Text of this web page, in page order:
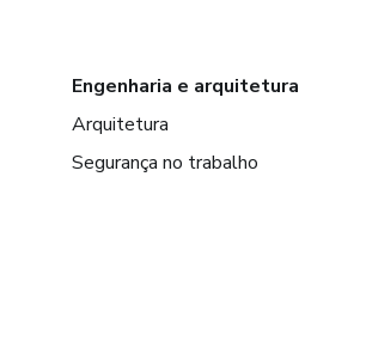
Engenharia e arquitetura
Arquitetura
Segurança no trabalho